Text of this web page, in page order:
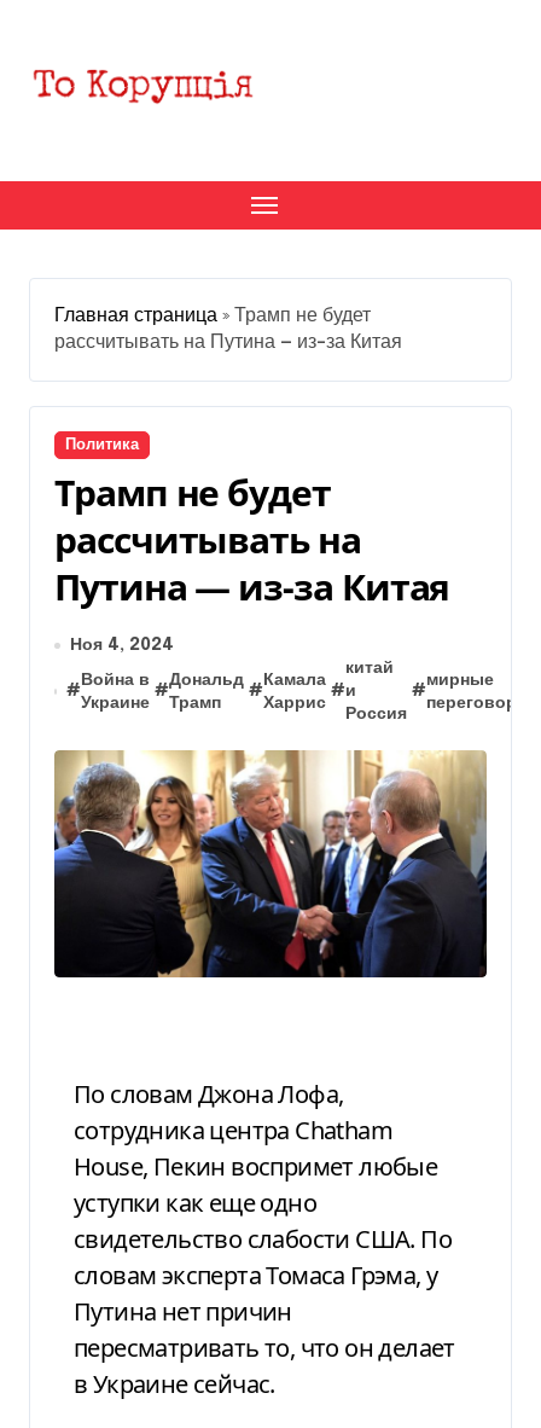
содержанию
Главная страница » Трамп не будет
рассчитывать на Путина — из-за Китая
Политика
Трамп не будет
рассчитывать на
Путина — из-за Китая
Ноя 4, 2024
#
Война в
Украине
#
Дональд
Трамп
#
Камала
Харрис
#
китай
и
Россия
#
мирные
переговоры
По словам Джона Лофа,
сотрудника центра Chatham
House, Пекин воспримет любые
уступки как еще одно
свидетельство слабости США. По
словам эксперта Томаса Грэма, у
Путина нет причин
пересматривать то, что он делает
в Украине сейчас.